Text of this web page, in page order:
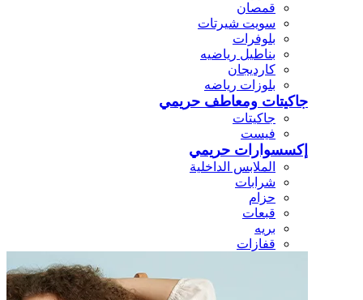
قمصان
سويت شيرتات
بلوفرات
بناطيل رياضيه
كارديجان
بلوزات رياضه
جاكيتات ومعاطف حريمي
جاكيتات
فيست
إكسسوارات حريمي
الملابس الداخلية
شرابات
حزام
قبعات
بريه
قفازات